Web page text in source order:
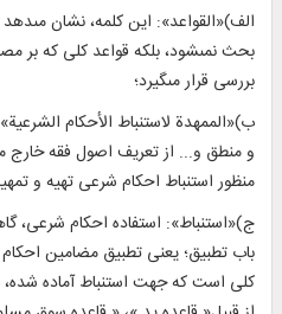
الف)«القواعد»: اين كلمه، نشان
بحث نمى‏شود، بلكه قواعد كلى كه بر
بررسى قرار مى‏گيرد؛
ب)«الممهدة لاستنباط الأحكام
و منطق و... از تعريف اصول فقه خارج
منظور استنباط احكام شرعى تهيه و
ج)«استنباط»: استفاده احكام شرعى،
باب تطبيق؛ يعنى تطبيق مضامين
كلى است كه جهت استنباط آماده شده،